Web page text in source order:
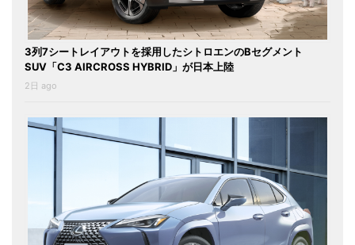
3列7シートレイアウトを採用したシトロエンのBセグメント
SUV「C3 AIRCROSS HYBRID」が日本上陸
2日 ago